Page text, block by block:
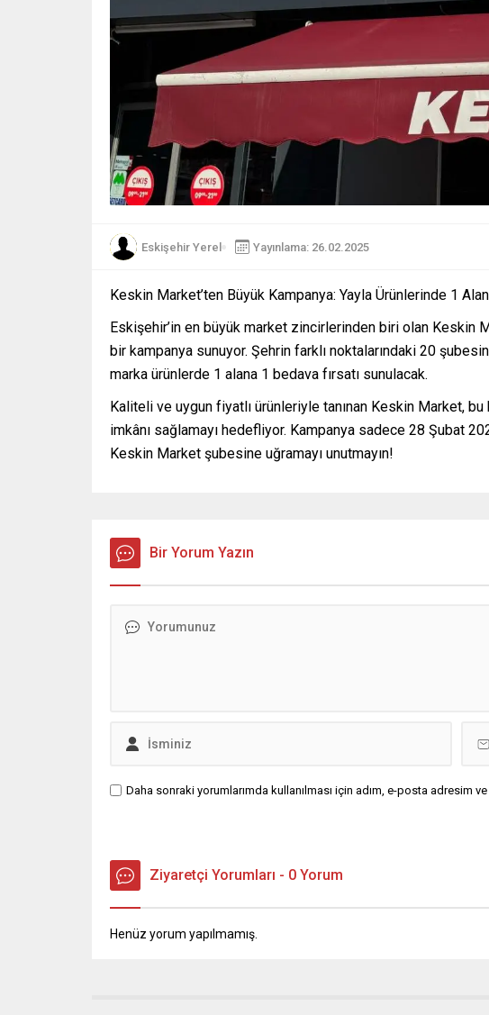
Eskişehir Yerel Yayınlama: 26.02.2025
Keskin Market’ten Büyük Kampanya: Yayla Ürünlerinde 1
Eskişehir’in en büyük market zincirlerinden biri olan
bir kampanya sunuyor. Şehrin farklı noktalarındaki 20
marka ürünlerde 1 alana 1 bedava fırsatı sunulacak.
Kaliteli ve uygun fiyatlı ürünleriyle tanınan Keskin Market,
imkânı sağlamayı hedefliyor. Kampanya sadece 28 Şubat
Keskin Market şubesine uğramayı unutmayın!
Bir Yorum Yazın
Daha sonraki yorumlarımda kullanılması için adım, e-posta adresim
Ziyaretçi Yorumları - 0 Yorum
Henüz yorum yapılmamış.